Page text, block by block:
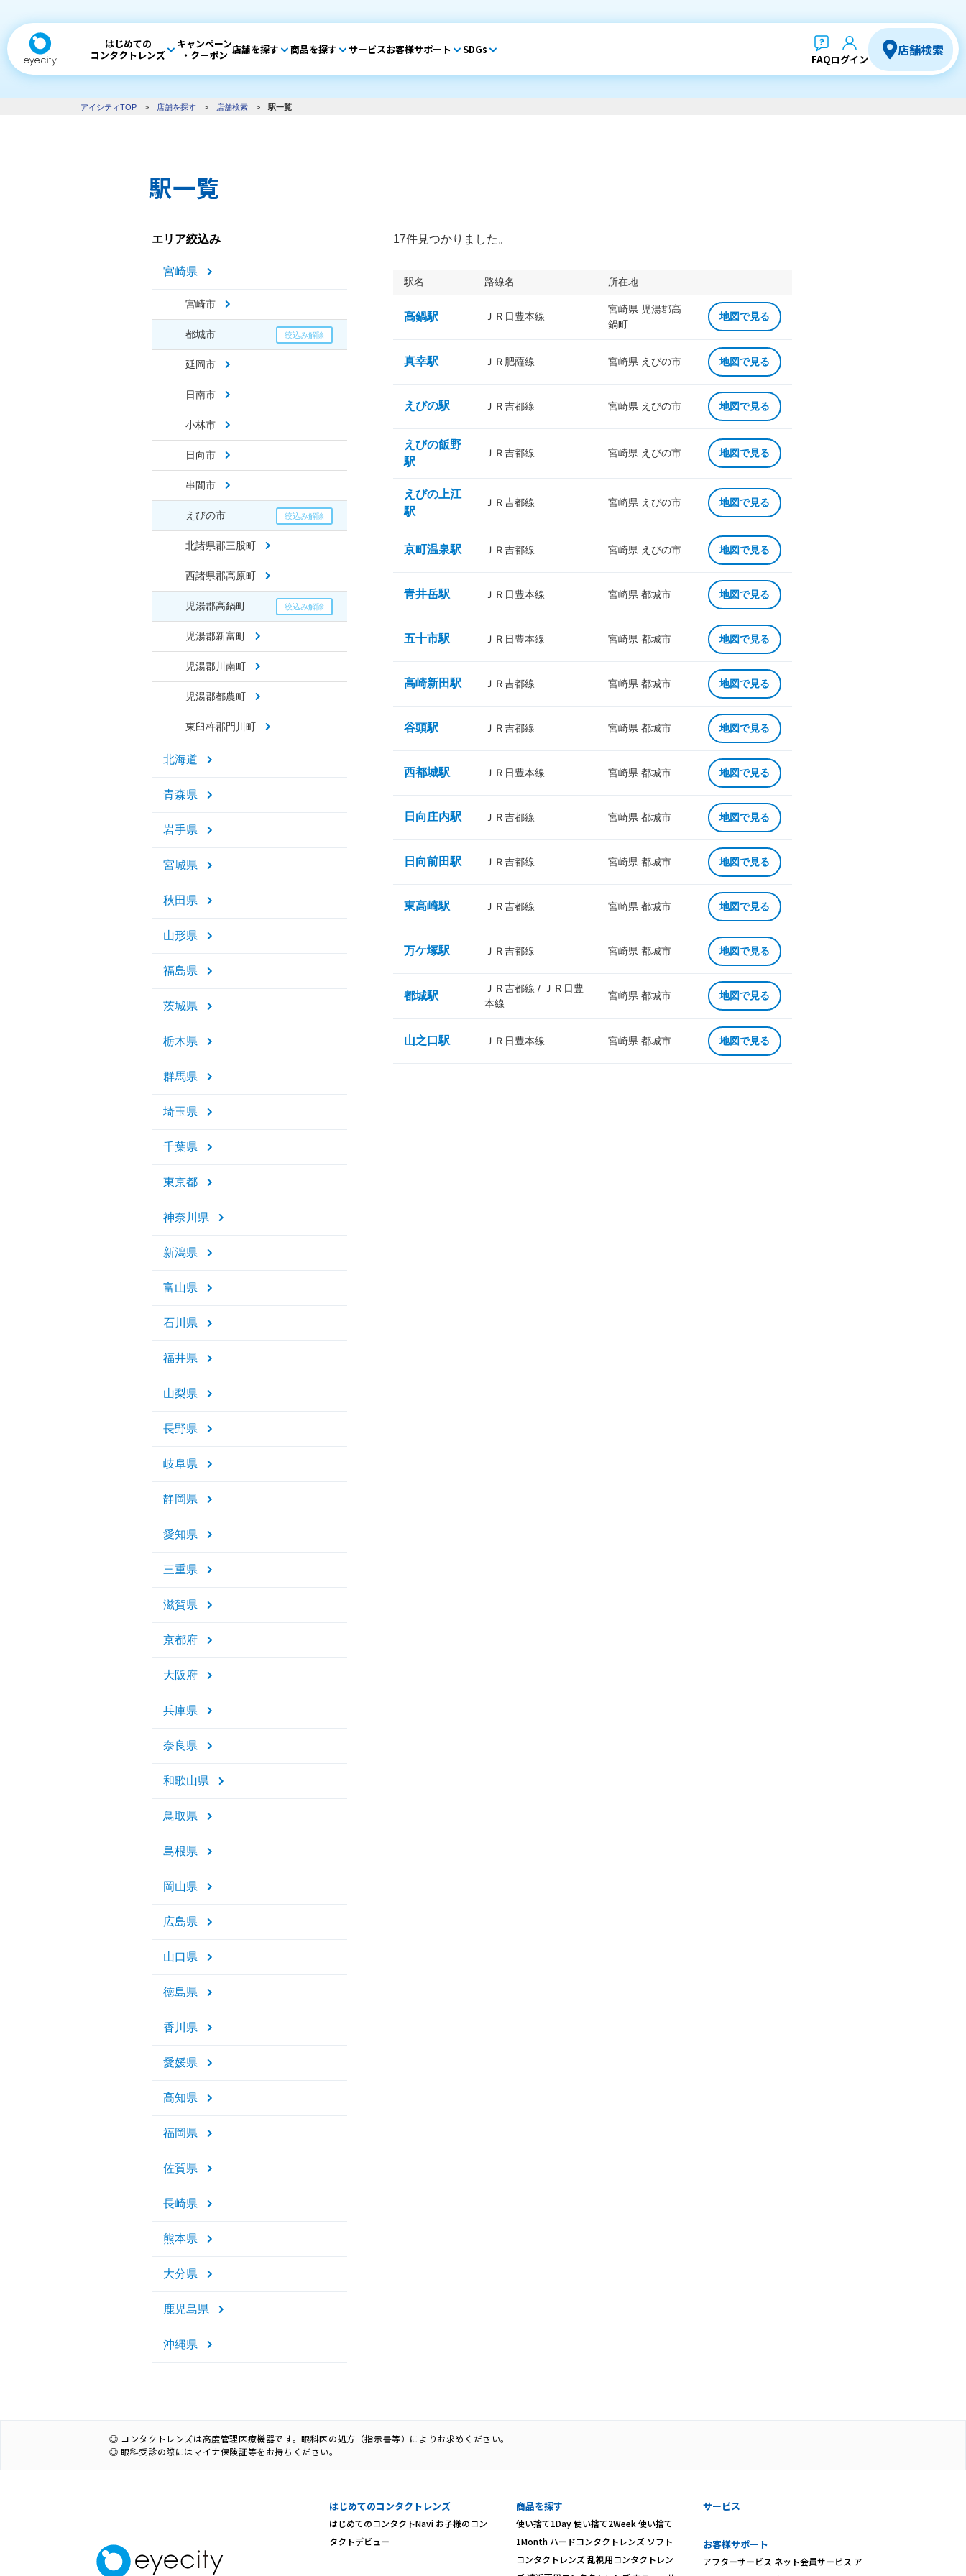
はじめての
コンタクトレンズ
キャンペーン
・クーポン 店舗を探す 商品を探す サービスお客様サポート SDGs
FAQログイン
店舗検索
アイシティTOP > 店舗を探す > 店舗検索 > 駅一覧
駅一覧
エリア絞込み
宮崎県
宮崎市
都城市
延岡市
日南市
小林市
日向市
串間市
えびの市
北諸県郡三股町
西諸県郡高原町
児湯郡高鍋町
児湯郡新富町
児湯郡川南町
児湯郡都農町
東臼杵郡門川町
北海道
青森県
岩手県
宮城県
秋田県
山形県
福島県
茨城県
栃木県
群馬県
埼玉県
千葉県
東京都
神奈川県
新潟県
富山県
石川県
福井県
山梨県
長野県
岐阜県
静岡県
愛知県
三重県
滋賀県
京都府
大阪府
兵庫県
奈良県
和歌山県
鳥取県
島根県
岡山県
広島県
山口県
徳島県
香川県
愛媛県
高知県
福岡県
佐賀県
長崎県
熊本県
大分県
鹿児島県
沖縄県
17件見つかりました。
駅名 路線名 所在地
高鍋駅 ＪＲ日豊本線
宮崎県 児湯郡高
鍋町
地図で見る
真幸駅 ＪＲ肥薩線 宮崎県 えびの市 地図で見る
えびの駅 ＪＲ吉都線 宮崎県 えびの市 地図で見る
えびの飯野
駅
ＪＲ吉都線 宮崎県 えびの市 地図で見る
えびの上江
駅
ＪＲ吉都線 宮崎県 えびの市 地図で見る
京町温泉駅 ＪＲ吉都線 宮崎県 えびの市 地図で見る
青井岳駅 ＪＲ日豊本線 宮崎県 都城市 地図で見る
五十市駅 ＪＲ日豊本線 宮崎県 都城市 地図で見る
高崎新田駅 ＪＲ吉都線 宮崎県 都城市 地図で見る
谷頭駅 ＪＲ吉都線 宮崎県 都城市 地図で見る
西都城駅 ＪＲ日豊本線 宮崎県 都城市 地図で見る
日向庄内駅 ＪＲ吉都線 宮崎県 都城市 地図で見る
日向前田駅 ＪＲ吉都線 宮崎県 都城市 地図で見る
東高崎駅 ＪＲ吉都線 宮崎県 都城市 地図で見る
万ケ塚駅 ＪＲ吉都線 宮崎県 都城市 地図で見る
都城駅
ＪＲ吉都線 / ＪＲ日豊
本線
宮崎県 都城市 地図で見る
山之口駅 ＪＲ日豊本線 宮崎県 都城市 地図で見る
◎ コンタクトレンズは高度管理医療機器です。眼科医の処方（指示書等）によりお求めください。
◎ 眼科受診の際にはマイナ保険証等をお持ちください。
はじめてのコンタクトレンズ
はじめてのコンタクトNavi お子様のコン
タクトデビュー
商品を探す
使い捨て1Day 使い捨て2Week 使い捨て
1Month ハードコンタクトレンズ ソフト
コンタクトレンズ 乱視用コンタクトレン
サービス
お客様サポート
アフターサービス ネット会員サービス ア